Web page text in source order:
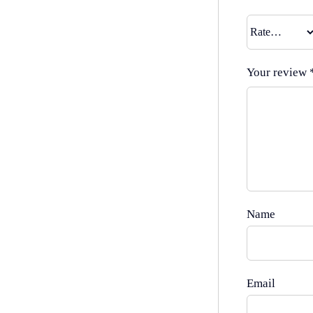
Your review
Name
Email